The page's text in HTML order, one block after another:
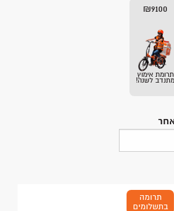
₪9100
תרומת אימוץ
מתנדב לשנה!
תרומה
בתשלומים